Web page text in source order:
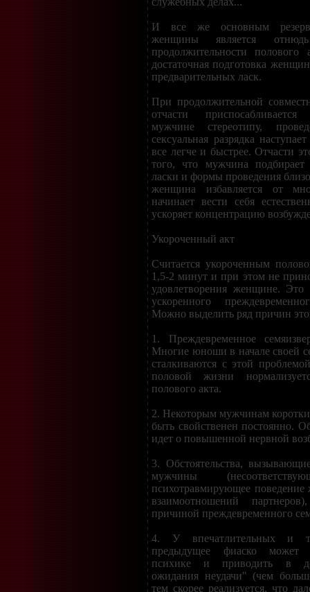
И все же основным
женщины является
продолжительности
достаточная подготовка
предварительных ласк.
При продолжительной
отчасти
мужчине стереотипу,
сексуальная разрядка
все легче и быстрее. Отчасти
того, что мужчина подбирает
ласки и формы проведения
женщина избавляется от
начинает вести себя
ускоряет концентрацию
Укороченный акт
Считается укороченным
1,5-2 минут и при этом не
удовлетворения женщине. Это
ускоренного
Можно выделить ряд причин
1. Преждевременное
Многие юноши в начале своей
сталкиваются с этой
половой жизни
полового акта.
2. Некоторым мужчинам
быть свойственен постоянно.
идет о повышенной нервной
3. Обстоятельства,
мужчины
психотравмирующее
взаимоотношений
причиной преждевременного
4. У впечатлительных и
предыдущее фиаско может
психике и приводить в
ожидания неудачи" (чем
тем скорее реализуется, что